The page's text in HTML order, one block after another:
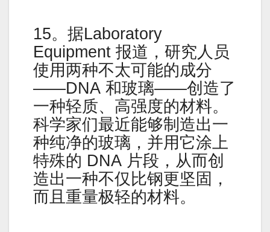
15。据Laboratory
Equipment 报道，研究人员
使用两种不太可能的成分
——DNA 和玻璃——创造了
一种轻质、高强度的材料。
科学家们最近能够制造出一
种纯净的玻璃，并用它涂上
特殊的 DNA 片段，从而创
造出一种不仅比钢更坚固，
而且重量极轻的材料。